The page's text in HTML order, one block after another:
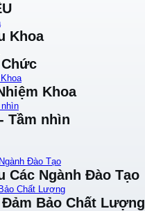
Khoa
Khoa
Tầm nhìn
Đào Tạo
Các Ngành Đào Tạo
Chất Lượng
Bảo Chất Lượng